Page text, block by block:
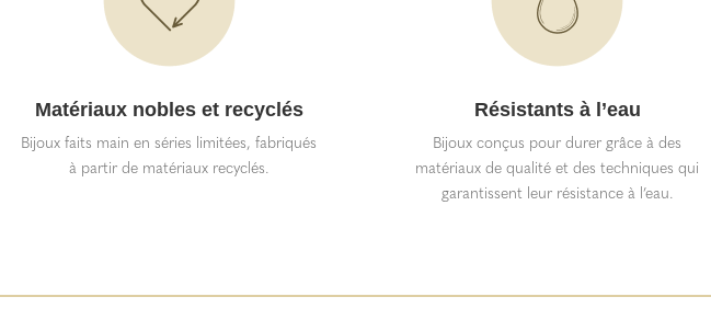
Matériaux nobles et recyclés
Bijoux faits main en séries limitées, fabriqués
à partir de matériaux recyclés.
Résistants à l’eau
Bijoux conçus pour durer grâce à des
matériaux de qualité et des techniques qui
garantissent leur résistance à l’eau.